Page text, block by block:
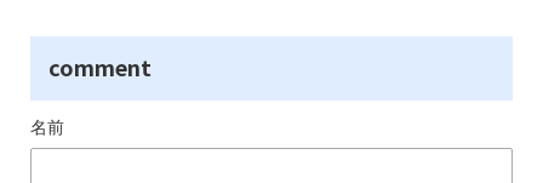
comment
名前